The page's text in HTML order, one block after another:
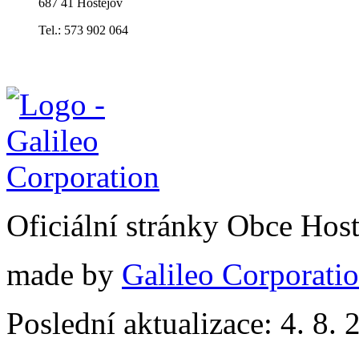
687 41 Hostějov
Tel.: 573 902 064
Oficiální stránky Obce
made by Galileo
Poslední aktualizace: 4. 8.